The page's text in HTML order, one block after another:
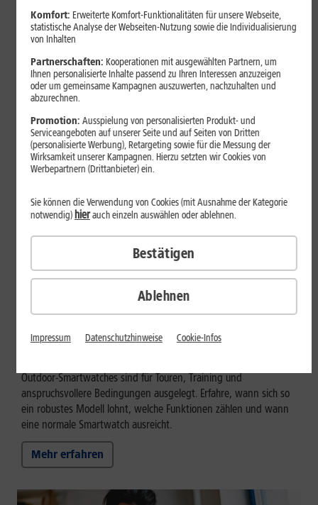
Eine Smartwatch macht Belastung, Tempo und Trainingsablauf
sichtbar. Erfahre, wie Du Pulsmessung, Herzfrequenzzonen, GPS,
keine medizinische Beurteilung ersetzen.
Mehr erfahren
Outdoor-Smartwatch: Für wen
eignen sich die robusten Modelle?
Outdoor-Smartwatches sind für Touren, Training und
anspruchsvollere Bedingungen ausgelegt. Erfahre, wann sich so
ein robustes Modell lohnt, welche Funktionen zählen und wann
eine normale Smartwatch ausreicht.
Mehr erfahren
Komfort: Erweiterte Komfort-Funktionalitäten für unsere Webseite,
statistische Analyse der Webseiten-Nutzung sowie die Individualisierung
von Inhalten
Partnerschaften: Kooperationen mit ausgewählten Partnern, um
Ihnen personalisierte Inhalte passend zu Ihren Interessen anzuzeigen
oder um gemeinsame Kampagnen auszuwerten, nachzuhalten und
abzurechnen.
Promotion: Ausspielung von personalisierten Produkt- und
Serviceangeboten auf unserer Seite und auf Seiten von Dritten
(personalisierte Werbung), Retargeting sowie für die Messung der
Wirksamkeit unserer Kampagnen. Hierzu setzten wir Cookies von
Werbepartnern (Drittanbieter) ein.
Ablehnen
Sie können die Verwendung von Cookies (mit Ausnahme der Kategorie
notwendig) hierauch einzeln auswählen oder ablehnen.
Bestätigen
Impressum Datenschutzhinweise Cookie-Infos